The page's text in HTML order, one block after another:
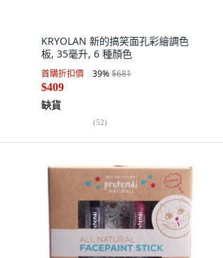
KRYOLAN 新的搞笑面孔彩繪調色
板, 35毫升, 6 種顏色
首購折扣價 39%$681
$409
缺貨
(52)